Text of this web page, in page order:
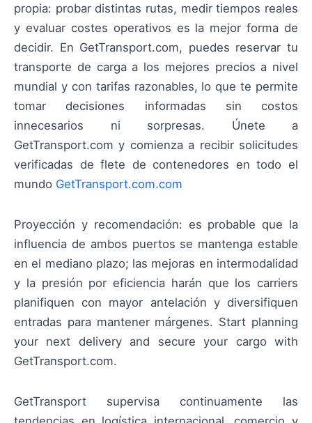
propia: probar distintas rutas, medir tiempos reales
y evaluar costes operativos es la mejor forma de
decidir. En GetTransport.com, puedes reservar tu
transporte de carga a los mejores precios a nivel
mundial y con tarifas razonables, lo que te permite
tomar decisiones informadas sin costos
innecesarios ni sorpresas. Únete a
GetTransport.com y comienza a recibir solicitudes
verificadas de flete de contenedores en todo el
mundo GetTransport.com.com
Proyección y recomendación: es probable que la
influencia de ambos puertos se mantenga estable
en el mediano plazo; las mejoras en intermodalidad
y la presión por eficiencia harán que los carriers
planifiquen con mayor antelación y diversifiquen
entradas para mantener márgenes. Start planning
your next delivery and secure your cargo with
GetTransport.com.
GetTransport supervisa continuamente las